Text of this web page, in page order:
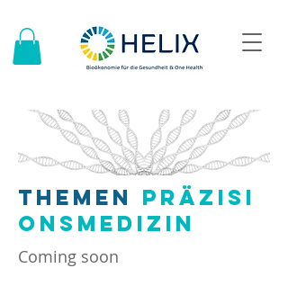
THEMEN PRÄZISI
ONSMEDIZIN
Coming soon